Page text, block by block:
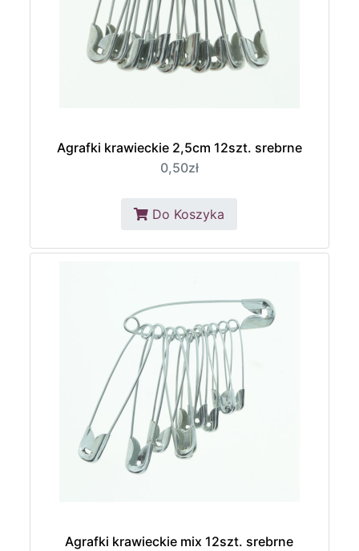
Agrafki krawieckie 2,5cm 12szt. srebrne
0,50zł
Do Koszyka
Agrafki krawieckie mix 12szt. srebrne